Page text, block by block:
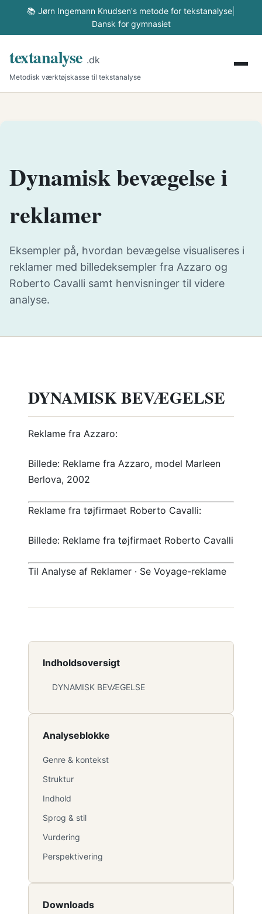
📚 Jørn Ingemann Knudsen's metode for tekstanalyse
Dansk for gymnasiet
textanalyse .dk
Metodisk værktøjskasse til tekstanalyse
Dynamisk bevægelse i
reklamer
Eksempler på, hvordan bevægelse visualiseres i
reklamer med billedeksempler fra Azzaro og
Roberto Cavalli samt henvisninger til videre
analyse.
Indholdsoversigt
DYNAMISK BEVÆGELSE
Analyseblokke
Genre & kontekst
Struktur
Indhold
Sprog & stil
Vurdering
Perspektivering
Downloads
DYNAMISK BEVÆGELSE
Reklame fra Azzaro:
Billede: Reklame fra Azzaro, model Marleen
Berlova, 2002
Reklame fra tøjfirmaet Roberto Cavalli:
Billede: Reklame fra tøjfirmaet Roberto Cavalli
Til Analyse af Reklamer · Se Voyage-reklame